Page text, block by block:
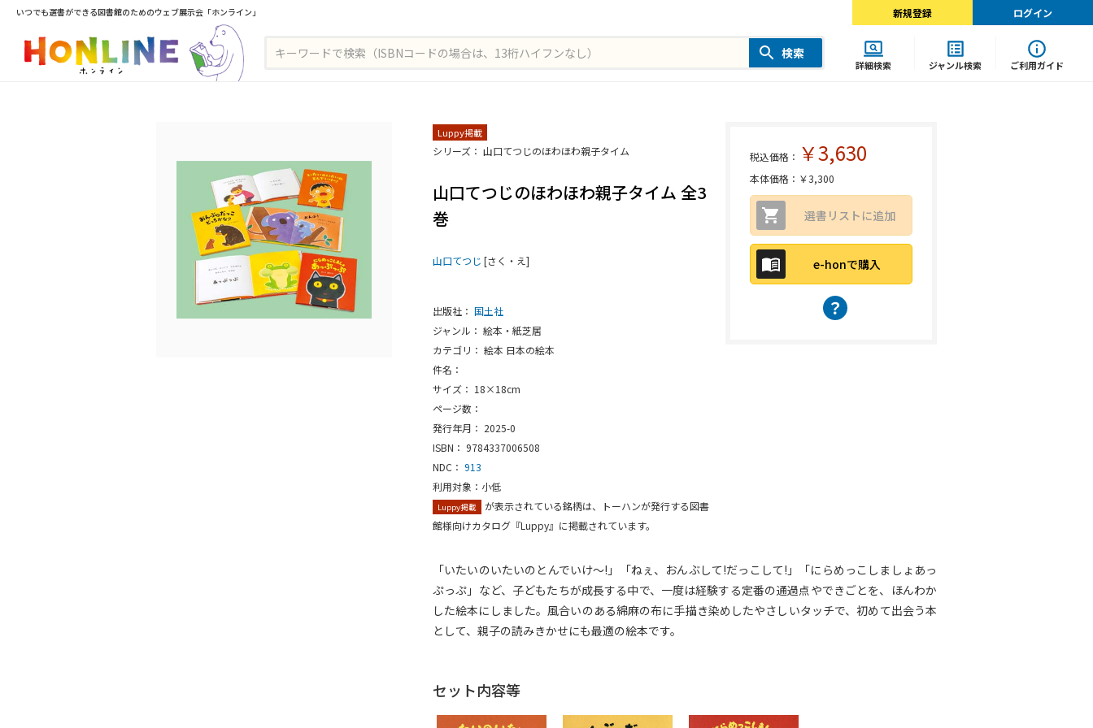
いつでも選書ができる図書館のためのウェブ展示会「ホンライン」 新規登録 ログイン
検索
詳細検索 ジャンル検索 ご利用ガイド
Luppy掲載
シリーズ： 山口てつじのほわほわ親子タイム
山口てつじのほわほわ親子タイム 全3
巻
山口てつじ [さく・え]
出版社： 国土社
ジャンル： 絵本・紙芝居
カテゴリ： 絵本 日本の絵本
件名：
サイズ： 18×18cm
ページ数：
発行年月： 2025-0
ISBN： 9784337006508
NDC： 913
利用対象：小低
Luppy掲載
が表示されている銘柄は、トーハンが発行する図書
館様向けカタログ『Luppy』に掲載されています。
税込価格： ￥3,630
本体価格：￥3,300
選書リストに追加
e-honで購入
？
「いたいのいたいのとんでいけ～!」「ねぇ、おんぶして!だっこして!」「にらめっこしましょあっ
ぷっぷ」など、子どもたちが成長する中で、一度は経験する定番の通過点やできごとを、ほんわか
した絵本にしました。風合いのある綿麻の布に手描き染めしたやさしいタッチで、初めて出会う本
として、親子の読みきかせにも最適の絵本です。
セット内容等